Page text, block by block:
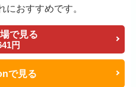
におすすめです。
で見る
円
で見る